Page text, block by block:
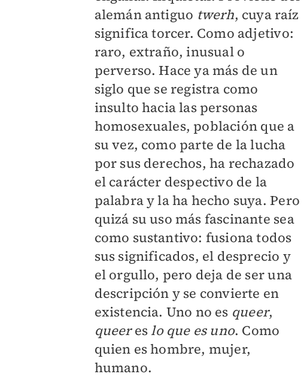
alemán antiguo twerh, cuya raíz
significa torcer. Como adjetivo:
raro, extraño, inusual o
perverso. Hace ya más de un
siglo que se registra como
insulto hacia las personas
homosexuales, población que a
su vez, como parte de la lucha
por sus derechos, ha rechazado
el carácter despectivo de la
palabra y la ha hecho suya. Pero
quizá su uso más fascinante sea
como sustantivo: fusiona todos
sus significados, el desprecio y
el orgullo, pero deja de ser una
descripción y se convierte en
existencia. Uno no es queer,
queeres lo que es uno. Como
quien es hombre, mujer,
humano.